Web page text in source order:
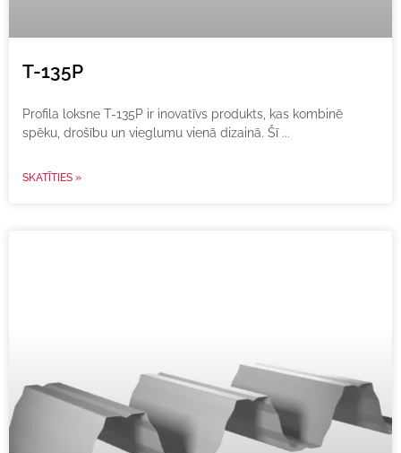
T-135P
Profila loksne T-135P ir inovatīvs produkts, kas kombinē
spēku, drošību un vieglumu vienā dizainā. Šī
SKATĪTIES »